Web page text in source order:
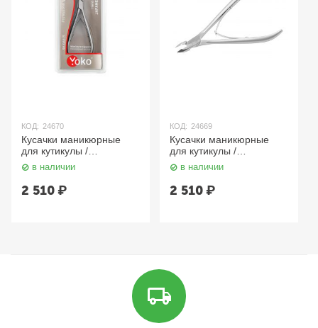
КОД: 24670
Кусачки маникюрные
для кутикулы /
Professional Quality SK
048-5, двойная пружина,
ручная заточка, 5 мм
YOKO
в наличии
2 510₽
КОД: 24669
Кусачки маникюрные
для кутикулы /
Professional Quality SK
048, двойная пружина,
ручная заточка, 7 мм
YOKO
в наличии
2 510₽